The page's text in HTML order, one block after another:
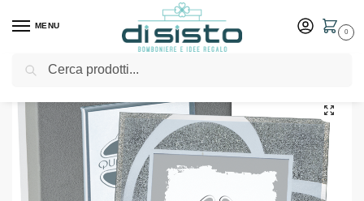
MENU
0
Home Shop Idee Regalo